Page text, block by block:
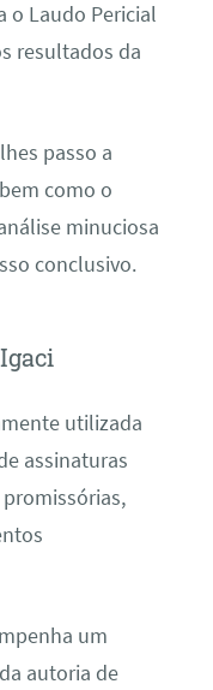
o Laudo Pericial
resultados da
passo a
como o
minuciosa
conclusivo.
utilizada
assinaturas
um
autoria de